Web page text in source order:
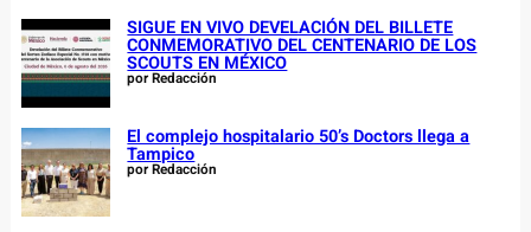
SIGUE EN VIVO DEVELACIÓN DEL BILLETE
CONMEMORATIVO DEL CENTENARIO DE LOS
SCOUTS EN MÉXICO
por Redacción
El complejo hospitalario 50’s Doctors llega a
Tampico
por Redacción